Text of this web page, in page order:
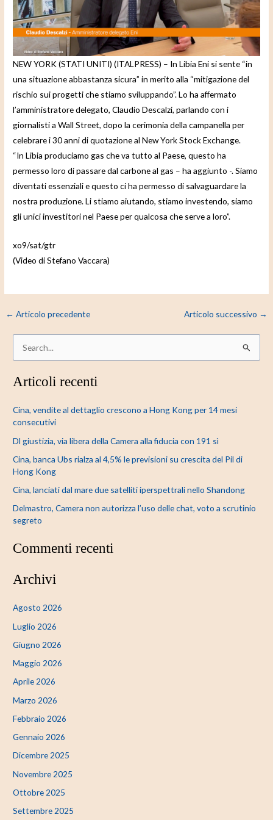
e
o
NEW YORK (STATI UNITI) (ITALPRESS) – In Libia Eni si sente “in
una situazione abbastanza sicura” in merito alla “mitigazione del
rischio sui progetti che stiamo sviluppando”. Lo ha affermato
l’amministratore delegato, Claudio Descalzi, parlando con i
giornalisti a Wall Street, dopo la cerimonia della campanella per
celebrare i 30 anni di quotazione al New York Stock Exchange.
“In Libia produciamo gas che va tutto al Paese, questo ha
permesso loro di passare dal carbone al gas – ha aggiunto -. Siamo
diventati essenziali e questo ci ha permesso di salvaguardare la
nostra produzione. Li stiamo aiutando, stiamo investendo, siamo
gli unici investitori nel Paese per qualcosa che serve a loro”.
xo9/sat/gtr
(Video di Stefano Vaccara)
← Articolo precedente Articolo successivo →
r
a
Articoli recenti
Cina, vendite al dettaglio crescono a Hong Kong per 14 mesi
consecutivi
Dl giustizia, via libera della Camera alla fiducia con 191 sì
Cina, banca Ubs rialza al 4,5% le previsioni su crescita del Pil di
Hong Kong
Cina, lanciati dal mare due satelliti iperspettrali nello Shandong
Delmastro, Camera non autorizza l’uso delle chat, voto a scrutinio
segreto
Commenti recenti
Archivi
Agosto 2026
Luglio 2026
Giugno 2026
Maggio 2026
Aprile 2026
Marzo 2026
Febbraio 2026
Gennaio 2026
Dicembre 2025
Novembre 2025
Ottobre 2025
Settembre 2025